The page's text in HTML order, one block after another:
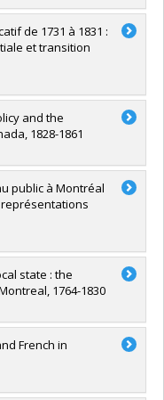
de 1731 à 1831 :
et transition
and the
1828-1861
public à Montréal
représentations
state : the
1764-1830
French in